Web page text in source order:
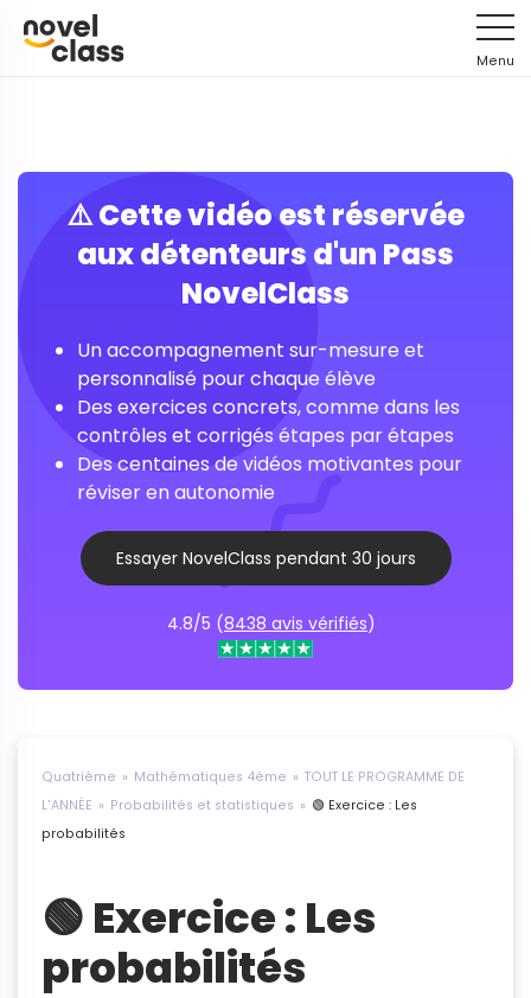
Menu
⚠️ Cette vidéo est réservée
aux détenteurs d'un Pass
NovelClass
Un accompagnement sur-mesure et
personnalisé pour chaque élève
Des exercices concrets, comme dans les
contrôles et corrigés étapes par étapes
Des centaines de vidéos motivantes pour
réviser en autonomie
Essayer NovelClass pendant 30 jours
4.8/5 (8438 avis vérifiés)
Quatrième Mathématiques 4ème
TOUT LE PROGRAMME DE
L'ANNÉE
Probabilités et statistiques
🟢 Exercice : Les
probabilités
🟢 Exercice : Les
probabilités